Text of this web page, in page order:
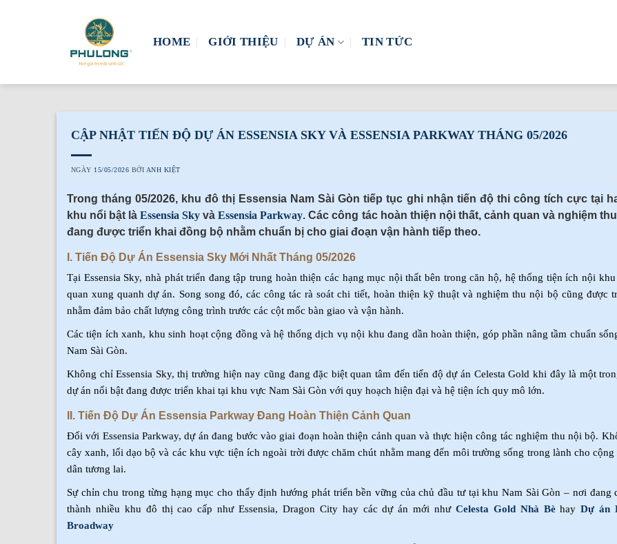
HOME GIỚI THIỆU DỰ ÁN TIN TỨC
CẬP NHẬT TIẾN ĐỘ DỰ ÁN ESSENSIA SKY VÀ ESSENSIA PARKWAY THÁNG 05/2026
NGÀY 15/05/2026 BỞI ANH KIỆT
Trong tháng 05/2026, khu đô thị Essensia Nam Sài Gòn tiếp tục ghi nhận tiến độ thi công tích cực tại
khu nổi bật làEssensia Sky vàEssensia Parkway. Các công tác hoàn thiện nội thất, cảnh quan và nghiệm
đang được triển khai đồng bộ nhằm chuẩn bị cho giai đoạn vận hành tiếp theo.
I. Tiến Độ Dự Án Essensia Sky Mới Nhất Tháng 05/2026
Tại Essensia Sky, nhà phát triển đang tập trung hoàn thiện các hạng mục nội thất bên trong căn hộ, hệ thống tiện ích nội
quan xung quanh dự án. Song song đó, các công tác rà soát chi tiết, hoàn thiện kỹ thuật và nghiệm thu nội bộ cũng được
nhằm đảm bảo chất lượng công trình trước các cột mốc bàn giao và vận hành.
Các tiện ích xanh, khu sinh hoạt cộng đồng và hệ thống dịch vụ nội khu đang dần hoàn thiện, góp phần nâng tầm chuẩn
Nam Sài Gòn.
Không chỉ Essensia Sky, thị trường hiện nay cũng đang đặc biệt quan tâm đến tiến độ dự án Celesta Gold khi đây là một
dự án nổi bật đang được triển khai tại khu vực Nam Sài Gòn với quy hoạch hiện đại và hệ tiện ích quy mô lớn.
II. Tiến Độ Dự Án Essensia Parkway Đang Hoàn Thiện Cảnh Quan
Đối với Essensia Parkway, dự án đang bước vào giai đoạn hoàn thiện cảnh quan và thực hiện công tác nghiệm thu nội bộ.
cây xanh, lối dạo bộ và các khu vực tiện ích ngoài trời được chăm chút nhằm mang đến môi trường sống trong lành cho
dân tương lai.
Sự chỉn chu trong từng hạng mục cho thấy định hướng phát triển bền vững của chủ đầu tư tại khu Nam Sài Gòn – nơi đang
thành nhiều khu đô thị cao cấp như Essensia, Dragon City hay các dự án mới như Celesta Gold Nhà BèhayDự án
Broadway